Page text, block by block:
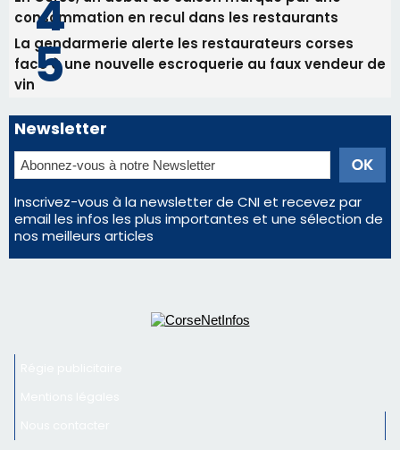
Inscrivez-vous à la newsletter de CNI et recevez par
email les infos les plus importantes et une sélection de
nos meilleurs articles
Régie publicitaire
Mentions légales
Nous contacter